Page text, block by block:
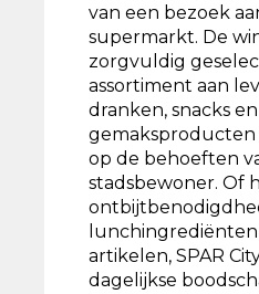
van een bezoek
supermarkt. De
zorgvuldig
assortiment aan
dranken, snacks en
gemaksproducten
op de behoeften
stadsbewoner. Of
artikelen, SPAR
dagelijkse